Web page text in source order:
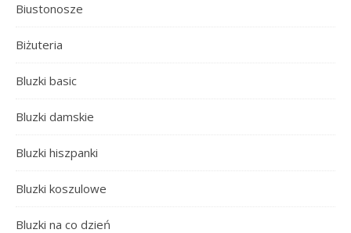
Biustonosze
Biżuteria
Bluzki basic
Bluzki damskie
Bluzki hiszpanki
Bluzki koszulowe
Bluzki na co dzień